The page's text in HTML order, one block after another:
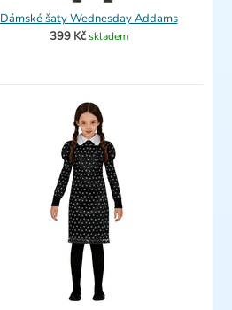
Dámské šaty Wednesday Addams
399 Kč skladem